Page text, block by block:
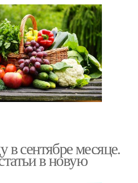
в сентябре месяце.
в новую